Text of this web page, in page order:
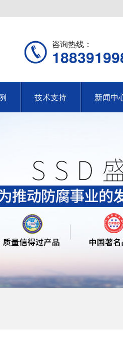
咨询热线：
技术支持 新闻中